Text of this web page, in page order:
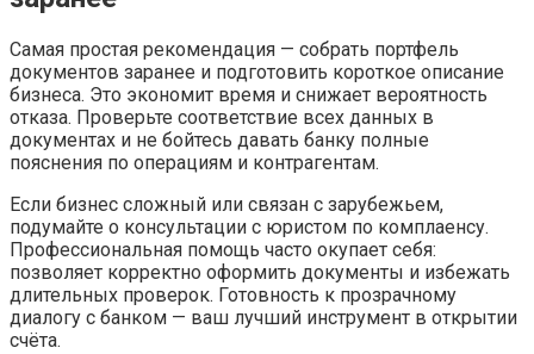
Самая простая рекомендация — собрать портфель
документов заранее и подготовить короткое описание
бизнеса. Это экономит время и снижает вероятность
отказа. Проверьте соответствие всех данных в
документах и не бойтесь давать банку полные
пояснения по операциям и контрагентам.
Если бизнес сложный или связан с зарубежьем,
подумайте о консультации с юристом по комплаенсу.
Профессиональная помощь часто окупает себя:
позволяет корректно оформить документы и избежать
длительных проверок. Готовность к прозрачному
диалогу с банком — ваш лучший инструмент в открытии
счёта.